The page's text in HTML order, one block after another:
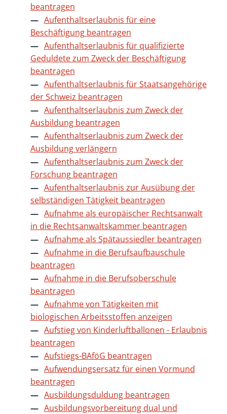
beantragen
Aufenthaltserlaubnis für eine
Beschäftigung beantragen
Aufenthaltserlaubnis für qualifizierte
Geduldete zum Zweck der Beschäftigung
beantragen
Aufenthaltserlaubnis für Staatsangehörige
der Schweiz beantragen
Aufenthaltserlaubnis zum Zweck der
Ausbildung beantragen
Aufenthaltserlaubnis zum Zweck der
Ausbildung verlängern
Aufenthaltserlaubnis zum Zweck der
Forschung beantragen
Aufenthaltserlaubnis zur Ausübung der
selbständigen Tätigkeit beantragen
Aufnahme als europäischer Rechtsanwalt
in die Rechtsanwaltskammer beantragen
Aufnahme als Spätaussiedler beantragen
Aufnahme in die Berufsaufbauschule
beantragen
Aufnahme in die Berufsoberschule
beantragen
Aufnahme von Tätigkeiten mit
biologischen Arbeitsstoffen anzeigen
Aufstieg von Kinderluftballonen - Erlaubnis
beantragen
Aufstiegs-BAföG beantragen
Aufwendungsersatz für einen Vormund
beantragen
Ausbildungsduldung beantragen
Ausbildungsvorbereitung dual und